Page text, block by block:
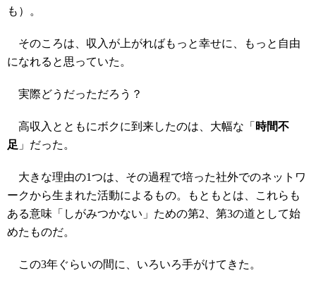
も）。
そのころは、収入が上がればもっと幸せに、もっと自由
になれると思っていた。
実際どうだっただろう？
高収入とともにボクに到来したのは、大幅な「 時間不
足 」だった。
大きな理由の1つは、その過程で培った社外でのネットワ
ークから生まれた活動によるもの。もともとは、これらも
ある意味「しがみつかない」ための第2、第3の道として始
めたものだ。
この3年ぐらいの間に、いろいろ手がけてきた。